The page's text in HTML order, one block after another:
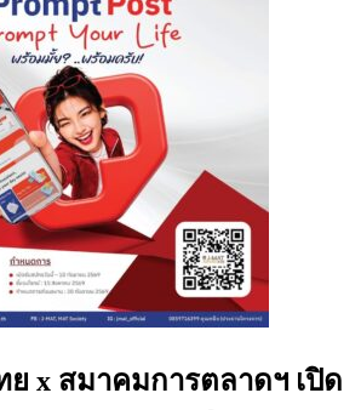
x สมาคมการตลาดฯ เปิด